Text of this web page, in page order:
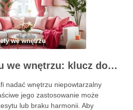
we wnętrzu
Jak używać różu we wnętrzu: klucz do stylowych akcentów i harmonii kolorystycznej
nadać wnętrzu niepowtarzalny
jego zastosowanie może
lub braku harmonii. Aby